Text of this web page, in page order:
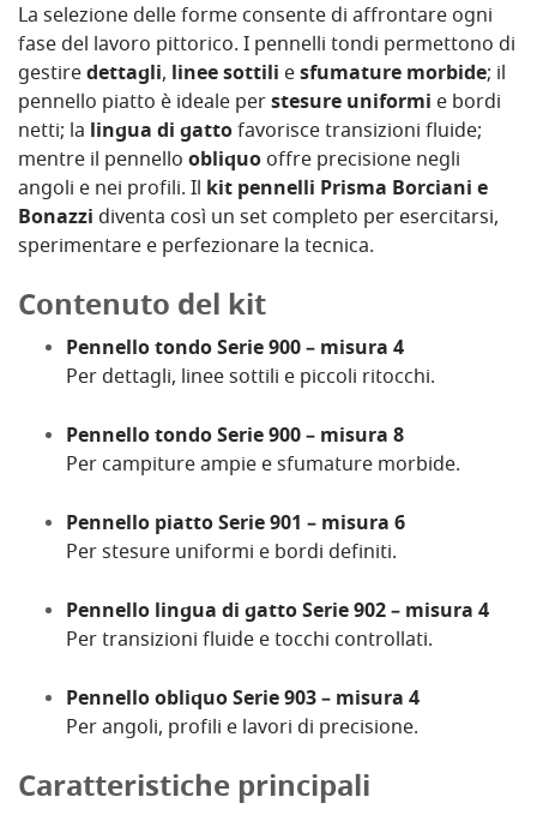
La selezione delle forme consente di affrontare ogni
fase del lavoro pittorico. I pennelli tondi permettono di
gestiredettagli, linee sottili esfumature morbide; il
pennello piatto è ideale perstesure uniformi e bordi
netti; la lingua di gattofavorisce transizioni fluide;
mentre il pennelloobliquooffre precisione negli
angoli e nei profili. Il kit pennelli Prisma Borciani e
Bonazzi diventa così un set completo per esercitarsi,
sperimentare e perfezionare la tecnica.
Contenuto del kit
Pennello tondo Serie 900 – misura 4
Per dettagli, linee sottili e piccoli ritocchi.
Pennello tondo Serie 900 – misura 8
Per campiture ampie e sfumature morbide.
Pennello piatto Serie 901 – misura 6
Per stesure uniformi e bordi definiti.
Pennello lingua di gatto Serie 902 – misura 4
Per transizioni fluide e tocchi controllati.
Pennello obliquo Serie 903 – misura 4
Per angoli, profili e lavori di precisione.
Caratteristiche principali